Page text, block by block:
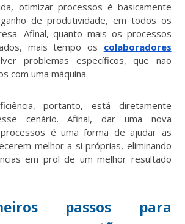
otimizar processos é basicamente
de produtividade, em todos os
Afinal, quanto mais os processos
mais tempo os colaboradores
problemas específicos, que não
com uma máquina.
portanto, está diretamente
cenário. Afinal, dar uma nova
é uma forma de ajudar as
melhor a si próprias, eliminando
em prol de um melhor resultado
passos para